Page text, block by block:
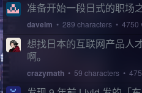
准备开始一段日式的职场
davelm • 289 characters • 4750
想找日本的互联网产品人
啊。
crazymath • 59 characters •